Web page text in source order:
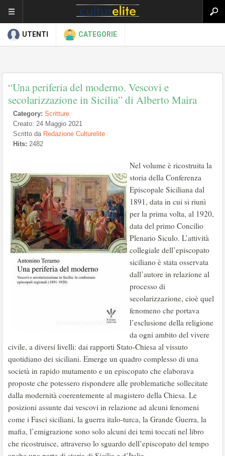
UTENTI CATEGORIE
“Una periferia del moderno. Vescovi e
secolarizzazione in Sicilia” di Alberto Maira
Category: Scritture
Creato: 24 Maggio 2021
Scritto da Redazione Culturelite
Hits: 2482
Nel volume è ricostruita la
storia della Conferenza
Episcopale Siciliana dal
1891, data in cui si riunì
per la prima volta, al 1920,
data del primo Concilio
Plenario Siculo. L’attività
collegiale dell’episcopato
siciliano è stata osservata
dall’autore in relazione al
processo di
secolarizzazione, cioè quel
fenomeno che portava
l’esclusione della religione
da ogni ambito del vivere
civile, a diversi livelli: dai rapporti Stato-Chiesa al vissuto
quotidiano dei siciliani. Emerge un quadro complesso di una
società in rapido mutamento e un episcopato che elaborava
proposte che potessero rispondere alle problematiche sollecitate
dalla modernità coerentemente al magistero della Chiesa. Le
posizioni assunte dai vescovi in relazione ad alcuni fenomeni
come i Fasci siciliani, la guerra italo-turca, la Grande Guerra, la
mafia, l’emigrazione sono solo alcuni dei temi toccati nel libro
che ricostruisce, attraverso lo sguardo dell’episcopato del tempo